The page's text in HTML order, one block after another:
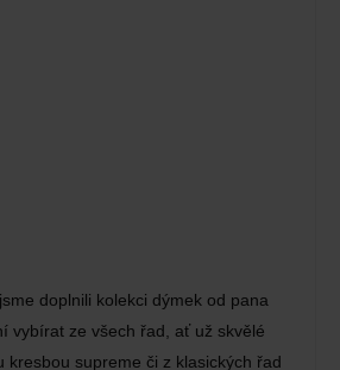
doplnili kolekci dýmek od pana
vybírat ze všech řad, ať už skvělé
kresbou supreme či z klasických řad